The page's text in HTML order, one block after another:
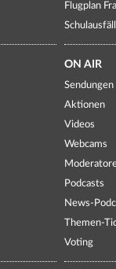
Flugplan
ON AIR
Sendungen
Aktionen
Videos
Webcams
Podcasts
News-
Themen-
Voting